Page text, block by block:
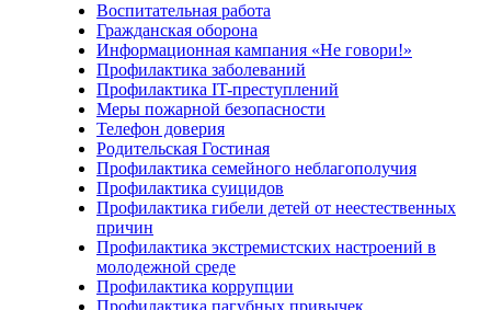
Воспитательная работа
Гражданская оборона
Информационная кампания «Не говори!»
Профилактика заболеваний
Профилактика IT-преступлений
Меры пожарной безопасности
Телефон доверия
Родительская Гостиная
Профилактика семейного неблагополучия
Профилактика суицидов
Профилактика гибели детей от неестественных
причин
Профилактика экстремистских настроений в
молодежной среде
Профилактика коррупции
Профилактика пагубных привычек,